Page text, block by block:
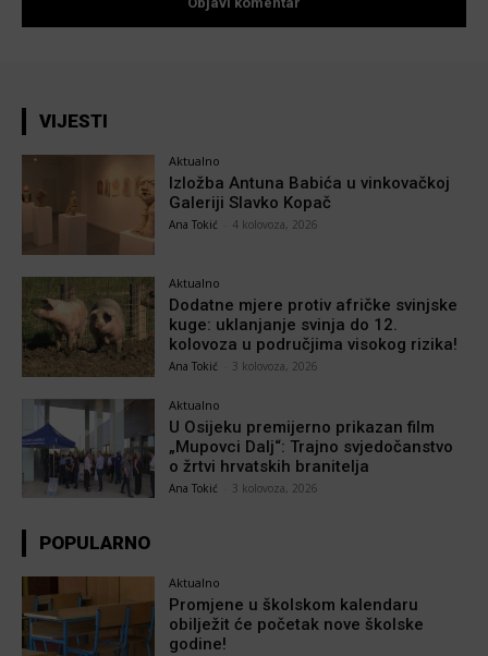
VIJESTI
Aktualno
Izložba Antuna Babića u vinkovačkoj
Galeriji Slavko Kopač
Ana Tokić 4 kolovoza, 2026
Aktualno
Dodatne mjere protiv afričke svinjske
kuge: uklanjanje svinja do 12.
kolovoza u područjima visokog rizika!
Ana Tokić 3 kolovoza, 2026
Aktualno
U Osijeku premijerno prikazan film
„Mupovci Dalj“: Trajno svjedočanstvo
o žrtvi hrvatskih branitelja
Ana Tokić 3 kolovoza, 2026
POPULARNO
Aktualno
Promjene u školskom kalendaru
obilježit će početak nove školske
godine!